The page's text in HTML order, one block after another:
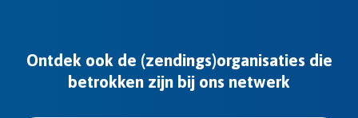
Ontdek ook de (zendings)organisaties die
betrokken zijn bij ons netwerk